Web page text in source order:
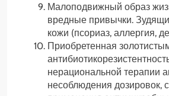
Малоподвижный образ
вредные привычки.
кожи (псориаз, аллергия,
Приобретенная
нерациональной терапии
несоблюдения дозировок,